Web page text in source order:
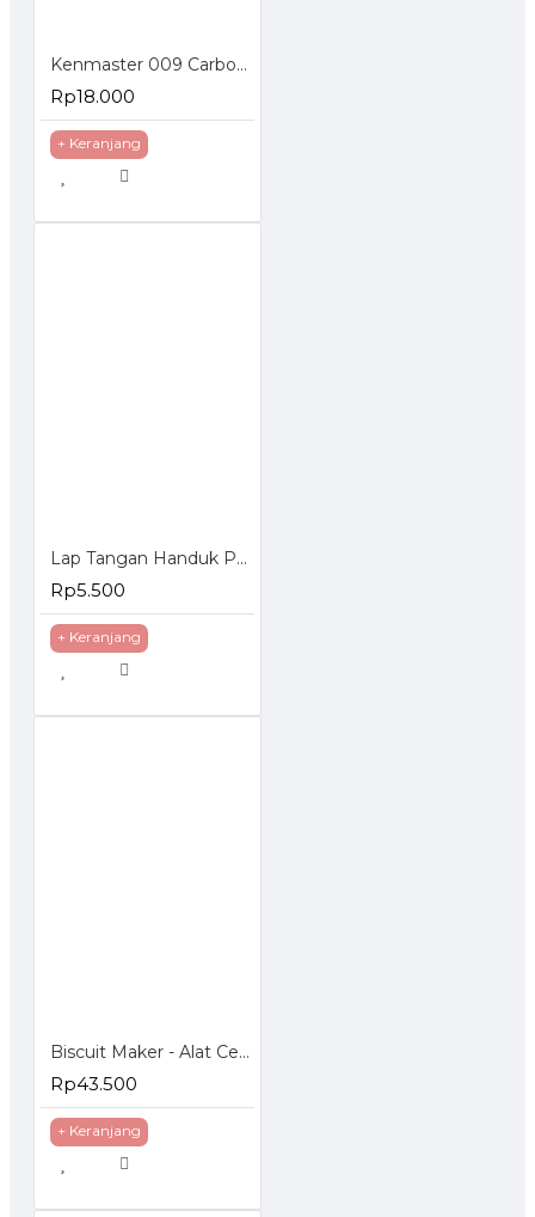
Kenmaster 009 Carbon Active Water Filter Corong
Rp18.000
+ Keranjang
Lap Tangan Handuk Polos Model Gantung
Rp5.500
+ Keranjang
Biscuit Maker - Alat Cetak Biskuit Kue Kering
Rp43.500
+ Keranjang